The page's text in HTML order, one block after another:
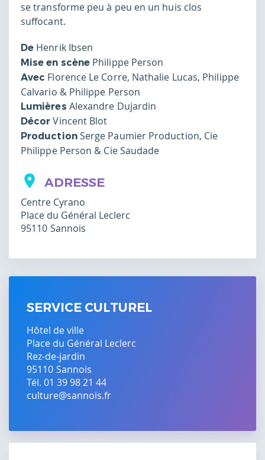
se transforme peu à peu en un huis clos
suffocant.
De Henrik Ibsen
Mise en scène Philippe Person
Avec Florence Le Corre, Nathalie Lucas, Philippe
Calvario & Philippe Person
Lumières Alexandre Dujardin
DécorVincent Blot
Production Serge Paumier Production, Cie
Philippe Person & Cie Saudade
ADRESSE
Centre Cyrano
Place du Général Leclerc
95110 Sannois
SERVICE CULTUREL
Hôtel de ville
Place du Général Leclerc
Rez-de-jardin
95110 Sannois
Tél. 01 39 98 21 44
culture@sannois.fr